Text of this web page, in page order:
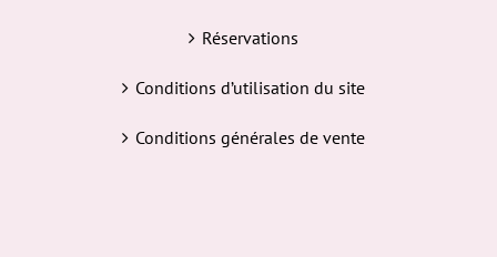
Réservations
Conditions d’utilisation du site
Conditions générales de vente